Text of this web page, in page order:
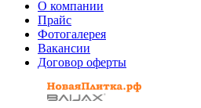
О компании
Прайс
Фотогалерея
Вакансии
Договор оферты